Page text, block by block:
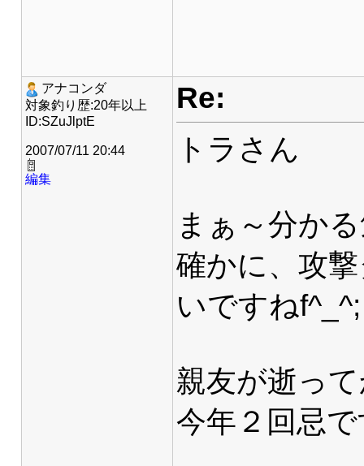
アナコンダ
対象釣り歴:20年以上
ID:SZuJlptE
2007/07/11 20:44
編集
Re:
トラさん
まぁ～分か
確かに、攻
いですねf^_^;
親友が逝っ
今年２回忌